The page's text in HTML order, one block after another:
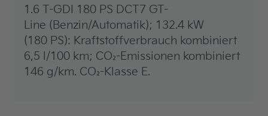
1.6 T-GDI 180 PS DCT7 GT-
Line (Benzin/Automatik); 132.4 kW
(180 PS): Kraftstoffverbrauch kombiniert
6,5 l/100 km; CO₂-Emissionen kombiniert
146 g/km. CO₂-Klasse E.